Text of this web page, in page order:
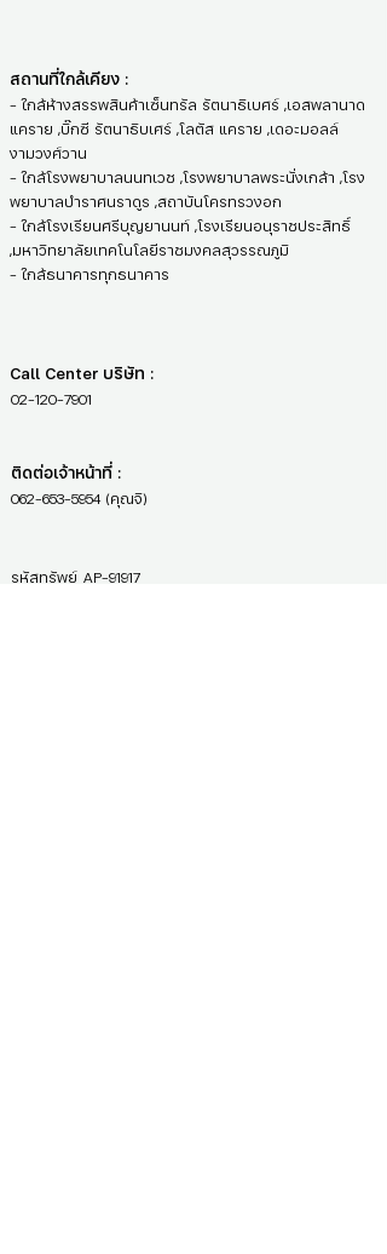
สถานที่ใกล้เคียง :
- ใกล้ห้างสรรพสินค้าเซ็นทรัล รัตนาธิเบศร์ ,เอสพลานาด
แคราย ,บิ๊กซี รัตนาธิบเศร์ ,โลตัส แคราย ,เดอะมอลล์
งามวงศ์วาน
- ใกล้โรงพยาบาลนนทเวช ,โรงพยาบาลพระนั่งเกล้า ,โรง
พยาบาลบำราศนราดูร ,สถาบันโครทรวงอก
- ใกล้โรงเรียนศรีบุญยานนท์ ,โรงเรียนอนุราชประสิทธิ์
,มหาวิทยาลัยเทคโนโลยีราชมงคลสุวรรณภูมิ
- ใกล้ธนาคารทุกธนาคาร
Call Center บริษัท :
02-120-7901
ติดต่อเจ้าหน้าที่ :
062-653-5954(คุณจิ)
AP-91917
รหัสทรัพย์